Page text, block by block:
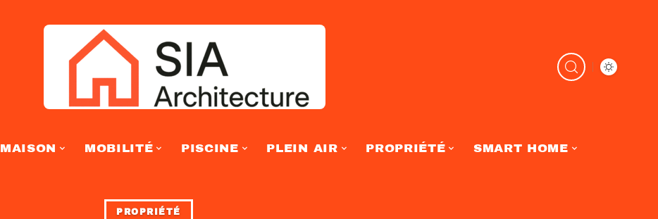
MAISON MOBILITÉ PISCINE PLEIN AIR PROPRIÉTÉ SMART HOME
PROPRIÉTÉ